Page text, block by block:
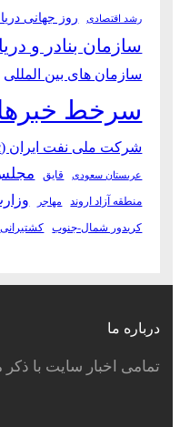
رشد اقتصادی روز جهانی
سازمان بنادر و
سازمان های بین المللی
سرخط
شرکت ملی نفت ایران (nioc)
عربستان سعودی قایق
منطقه آزاد اروند مهاجر
کریدور شمال-جنوب کشتیرانی
درباره ما
تمامی اخبار سایت با